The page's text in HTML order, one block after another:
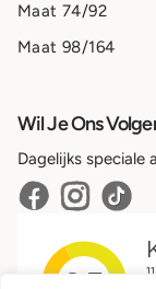
Maat 74/92
Maat 98/164
Wil Je Ons
Dagelijks speciale